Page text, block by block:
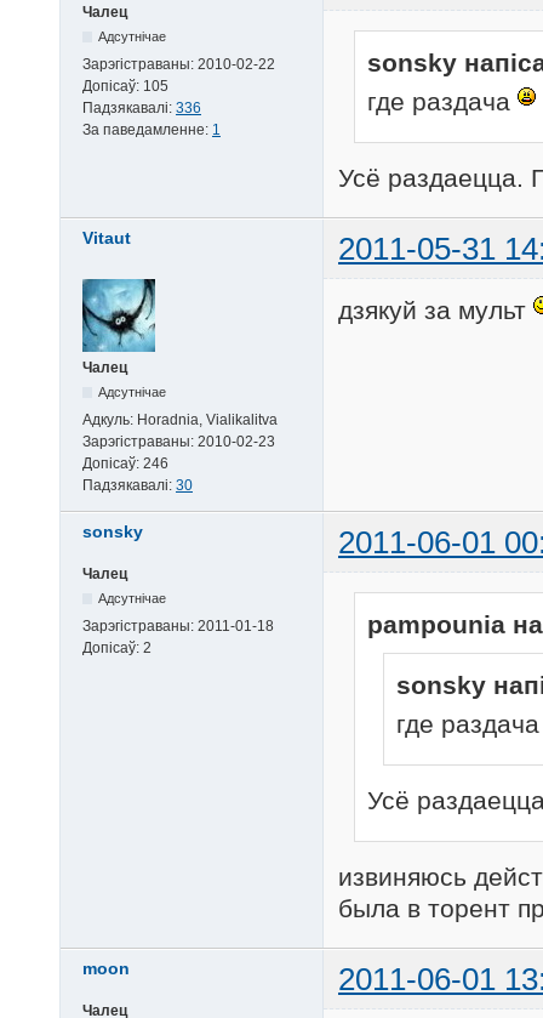
Чалец
Адсутнічае
Зарэгістраваны: 2010-02-22
Допісаў: 105
Падзякавалі: 336
За паведамленне: 1
sonsky
где раздача
Усё раздаецца.
Vitaut 2011-05-31
Чалец
Адсутнічае
Адкуль: Horadnia, Vialikalitva
Зарэгістраваны: 2010-02-23
Допісаў: 246
Падзякавалі: 30
дзякуй за мульт
sonsky 2011-06-01
Чалец
Адсутнічае
Зарэгістраваны: 2011-01-18
Допісаў: 2
pampounia
sonsky
где
Усё
извиняюсь
была в торент
moon 2011-06-01
Чалец